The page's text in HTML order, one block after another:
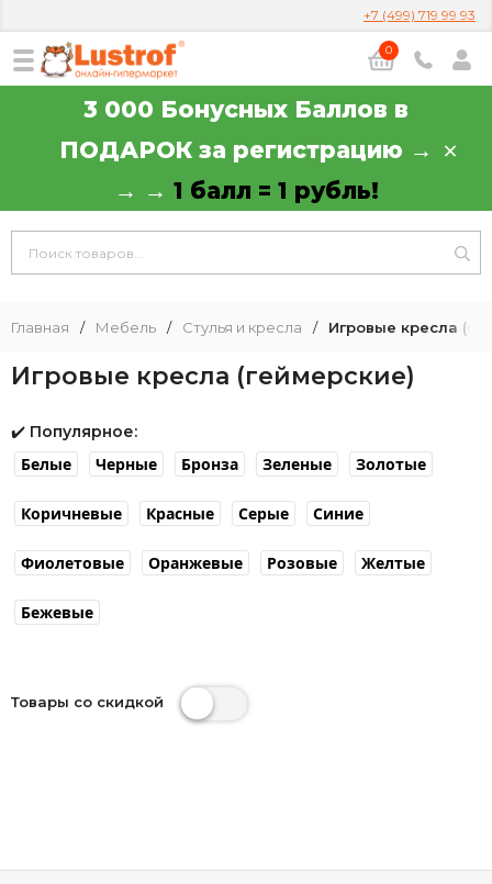
+7 (499) 719 99 93
0
3 000 Бонусных Баллов в
ПОДАРОК за регистрацию →
→ → 1 балл = 1 рубль!
Главная / Мебель / Стулья и кресла / Игровые кресла
Игровые кресла (геймерские)
✔️ Популярное:
Белые Черные Бронза Зеленые Золотые
Коричневые Красные Серые Синие
Фиолетовые Оранжевые Розовые Желтые
Бежевые
Товары со скидкой